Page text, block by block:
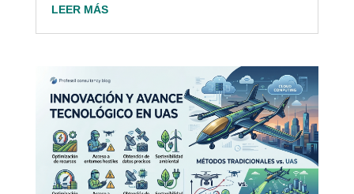
LEER MÁS